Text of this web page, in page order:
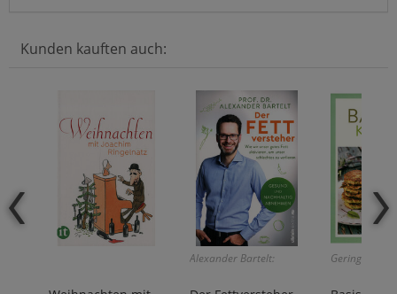
Kunden kauften auch:
Alexander Bartelt: Geringer